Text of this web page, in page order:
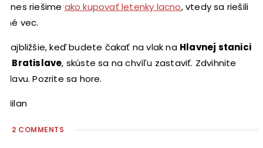
Dnes riešime ako kupovať letenky lacno, vtedy sa riešili
iné vec.
Najbližšie, keď budete čakať na vlak na Hlavnej stanici
v Bratislave, skúste sa na chvíľu zastaviť. Zdvihnite
hlavu. Pozrite sa hore.
Milan
2 COMMENTS